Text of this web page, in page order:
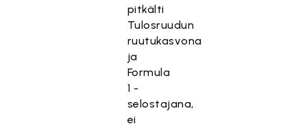
pitkälti
Tulosruudun
ruutukasvona
ja
Formula
1 -
selostajana,
ei